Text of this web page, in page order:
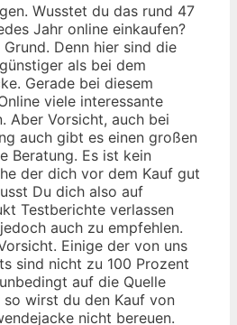
Wusstet du das rund 47
Jahr online einkaufen?
Denn hier sind die
als bei dem
Gerade bei diesem
viele interessante
Aber Vorsicht, auch bei
auch gibt es einen großen
Beratung. Es ist kein
der dich vor dem Kauf gut
Du dich also auf
Testberichte verlassen
auch zu empfehlen.
Einige der von uns
sind nicht zu 100 Prozent
auf die Quelle
wirst du den Kauf von
nicht bereuen.